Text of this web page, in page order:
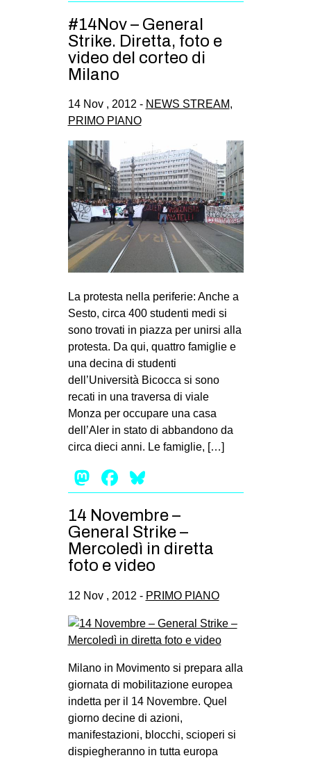
#14Nov – General
Strike. Diretta, foto e
video del corteo di
Milano
14 Nov , 2012 - NEWS STREAM,
PRIMO PIANO
La protesta nella periferie: Anche a
Sesto, circa 400 studenti medi si
sono trovati in piazza per unirsi alla
protesta. Da qui, quattro famiglie e
una decina di studenti
dell’Università Bicocca si sono
recati in una traversa di viale
Monza per occupare una casa
dell’Aler in stato di abbandono da
circa dieci anni. Le famiglie, […]
Mastodon
Facebook
14 Novembre –
General Strike –
Mercoledì in diretta
foto e video
12 Nov , 2012 - PRIMO PIANO
Milano in Movimento si prepara alla
giornata di mobilitazione europea
indetta per il 14 Novembre. Quel
giorno decine di azioni,
manifestazioni, blocchi, scioperi si
dispiegheranno in tutta europa